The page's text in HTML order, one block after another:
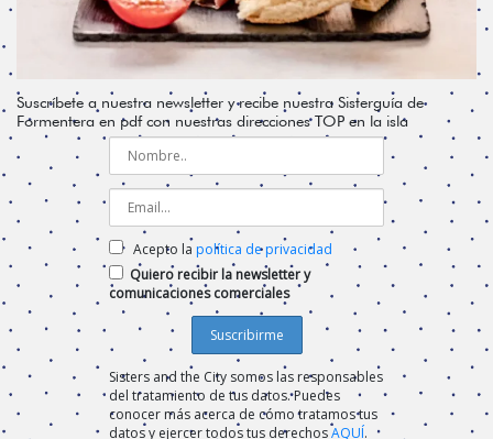
Suscríbete a nuestra newsletter y recibe nuestra Sisterguía de
Formentera en pdf con nuestras direcciones TOP en la isla
Acepto la política de privacidad
Quiero recibir la newsletter y
comunicaciones comerciales
Sisters and the City somos las responsables
del tratamiento de tus datos. Puedes
conocer más acerca de cómo tratamos tus
datos y ejercer todos tus derechosAQUÍ.